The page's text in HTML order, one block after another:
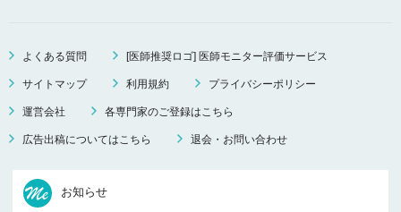
よくある質問 [医師推奨ロゴ] 医師モニター評価サービス
サイトマップ 利用規約 プライバシーポリシー
運営会社 各専門家のご登録はこちら
広告出稿についてはこちら 退会・お問い合わせ
お知らせ